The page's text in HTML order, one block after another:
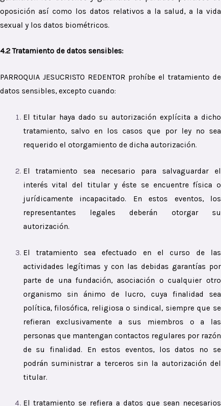
oposición así como los datos relativos a la salud, a la vida
sexual y los datos biométricos.
4.2 Tratamiento de datos sensibles:
PARROQUIA JESUCRISTO REDENTOR prohíbe el tratamiento de
datos sensibles, excepto cuando:
El titular haya dado su autorización explícita a dicho
tratamiento, salvo en los casos que por ley no sea
requerido el otorgamiento de dicha autorización.
El tratamiento sea necesario para salvaguardar el
interés vital del titular y éste se encuentre física o
jurídicamente incapacitado. En estos eventos, los
representantes legales deberán otorgar su
autorización.
El tratamiento sea efectuado en el curso de las
actividades legítimas y con las debidas garantías por
parte de una fundación, asociación o cualquier otro
organismo sin ánimo de lucro, cuya finalidad sea
política, filosófica, religiosa o sindical, siempre que se
refieran exclusivamente a sus miembros o a las
personas que mantengan contactos regulares por razón
de su finalidad. En estos eventos, los datos no se
podrán suministrar a terceros sin la autorización del
titular.
El tratamiento se refiera a datos que sean necesarios